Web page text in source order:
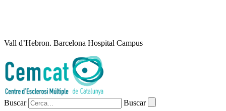
Vall d’Hebron. Barcelona Hospital Campus
Buscar Buscar